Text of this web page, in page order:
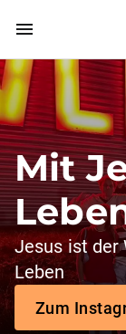
Zum Hauptinhalt
Mit
Jesus ist der
Leben
Zum